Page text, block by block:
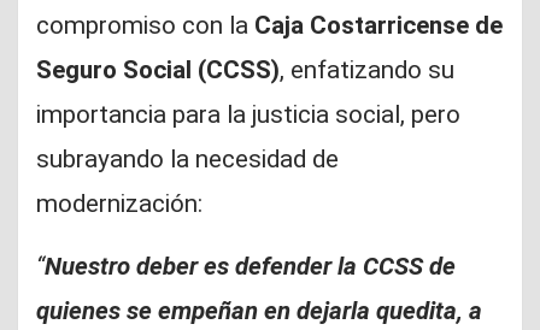
compromiso con la Caja Costarricense de
Seguro Social (CCSS), enfatizando su
importancia para la justicia social, pero
subrayando la necesidad de
modernización:
“Nuestro deber es defender la CCSS de
quienes se empeñan en dejarla quedita, a